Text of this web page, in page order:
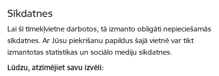
Sīkdatnes
Lai šī tīmekļvietne darbotos, tā izmanto obligāti nepieciešamās
sīkdatnes. Ar Jūsu piekrišanu papildus šajā vietnē var tikt
izmantotas statistikas un sociālo mediju sīkdatnes.
Lūdzu, atzīmējiet savu izvēli: